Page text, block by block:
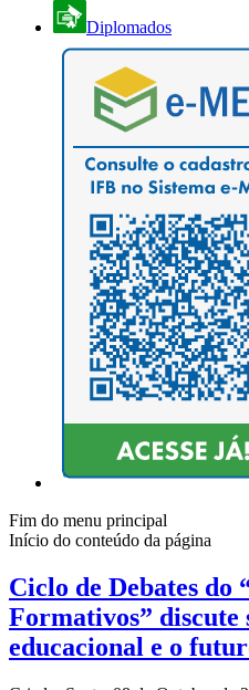
Diplomados
Fim do menu principal
Início do conteúdo da página
Ciclo de Debates do
Formativos” discute
educacional e o